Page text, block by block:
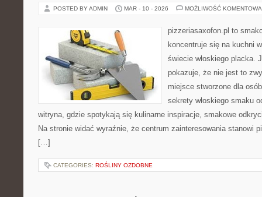
POSTED BY ADMIN MAR - 10 - 2026 MOŻLIWOŚĆ
pizzeriasaxofon.pl to
koncentruje się na kuchni
świecie włoskiego placka.
pokazuje, że nie jest to
miejsce stworzone dla
sekrety włoskiego smaku
witryna, gdzie spotykają się kulinarne inspiracje, smakowe
Na stronie widać wyraźnie, że centrum zainteresowania stanowi
[…]
CATEGORIES: ROŚLINY OZDOBNE